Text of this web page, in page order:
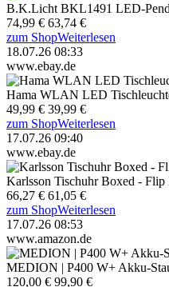
B.K.Licht BKL1491 LED-
74,99 € 63,74 €
zum ShopWeiterlesen
18.07.26 08:33
www.ebay.de
Hama WLAN LED
49,99 € 39,99 €
zum ShopWeiterlesen
17.07.26 09:40
www.ebay.de
Karlsson Tischuhr Boxed - Flip
66,27 € 61,05 €
zum ShopWeiterlesen
17.07.26 08:53
www.amazon.de
MEDION | P400 W+ Akku-
120,00 € 99,90 €